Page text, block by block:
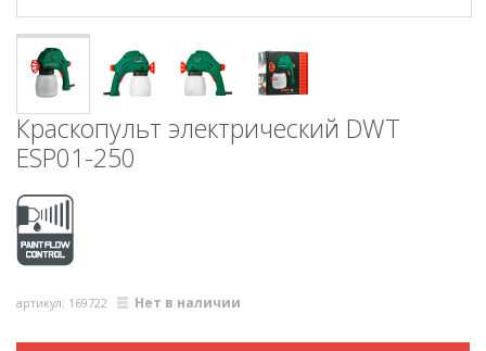
Краскопульт электрический DWT
ESP01-250
артикул: 169722 Нет в наличии